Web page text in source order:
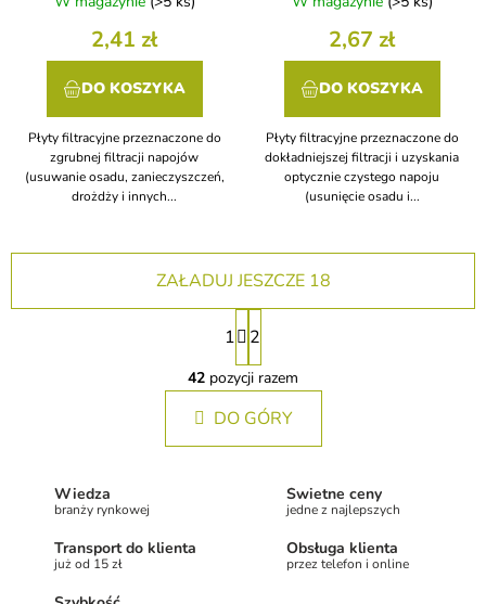
2,41 zł
DO KOSZYKA
Płyty filtracyjne przeznaczone do
zgrubnej filtracji napojów
(usuwanie osadu, zanieczyszczeń,
drożdży i innych...
2,67 zł
DO KOSZYKA
Płyty filtracyjne przeznaczone do
dokładniejszej filtracji i uzyskania
optycznie czystego napoju
(usunięcie osadu i...
K
o
n
t
r
ZAŁADUJ JESZCZE 18
P
a
g
i
n
a
1 2
42 pozycji razem
DO GÓRY
Wiedza
branży rynkowej
Świetne ceny
jedne z najlepszych
Transport do klienta
już od 15 zł
Obsługa klienta
przez telefon i online